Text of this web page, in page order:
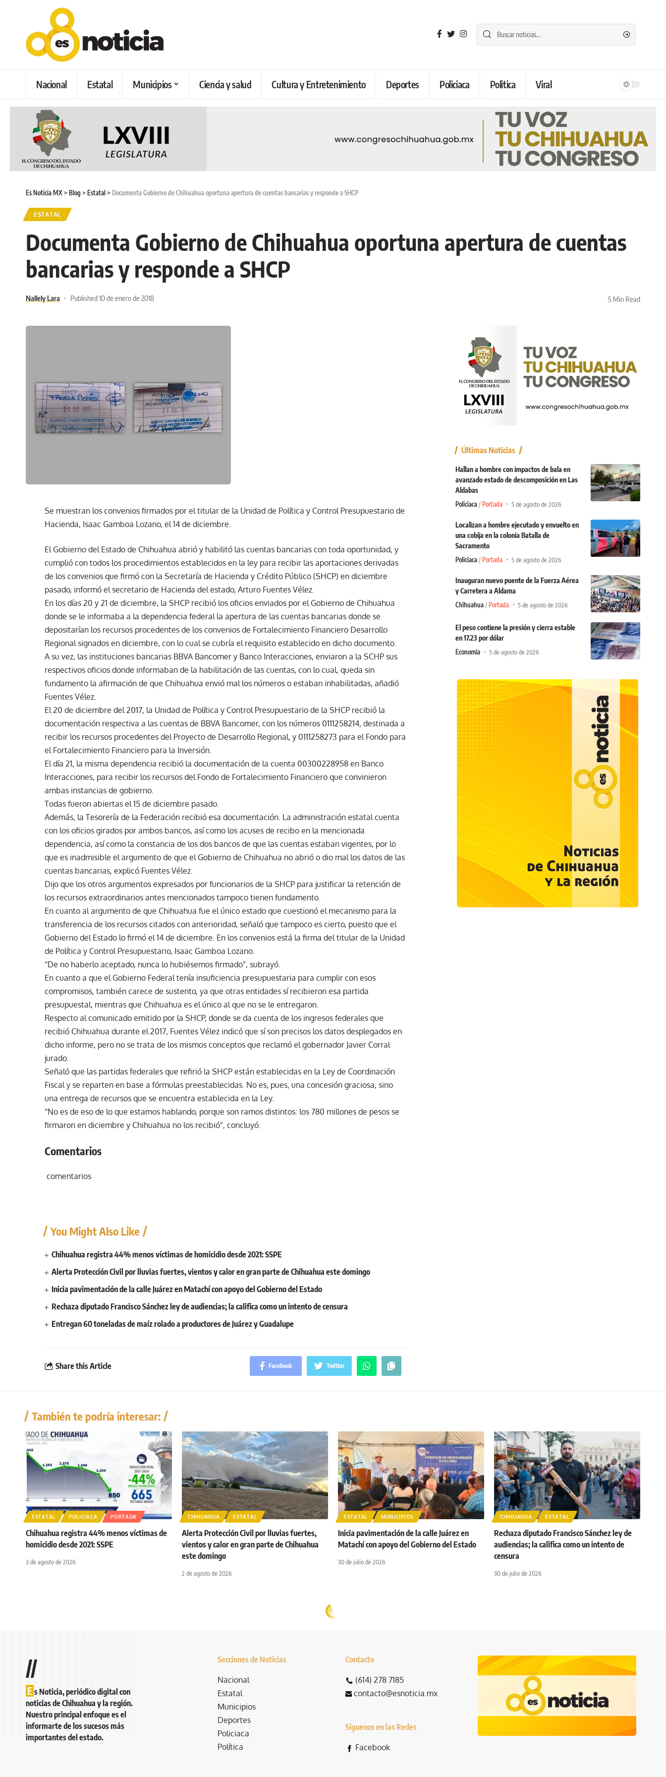
Nacional Estatal Municipios Ciencia y salud Cultura y Entretenimiento Deportes Policiaca Politica Viral
Es Noticia MX> Blog > Estatal > Documenta Gobierno de Chihuahua oportuna apertura de cuentas bancarias y responde a SHCP
ESTATAL
Documenta Gobierno de Chihuahua oportuna apertura de cuentas
bancarias y responde a SHCP
Nallely Lara Published 10 de enero de 2018 5 Min Read
Se muestran los convenios firmados por el titular de la Unidad de Política y Control Presupuestario de
Hacienda, Isaac Gamboa Lozano, el 14 de diciembre.
El Gobierno del Estado de Chihuahua abrió y habilitó las cuentas bancarias con toda oportunidad, y
cumplió con todos los procedimientos establecidos en la ley para recibir las aportaciones derivadas
de los convenios que firmó con la Secretaría de Hacienda y Crédito Público (SHCP) en diciembre
pasado, informó el secretario de Hacienda del estado, Arturo Fuentes Vélez.
En los días 20 y 21 de diciembre, la SHCP recibió los oficios enviados por el Gobierno de Chihuahua
donde se le informaba a la dependencia federal la apertura de las cuentas bancarias donde se
depositarían los recursos procedentes de los convenios de Fortalecimiento Financiero Desarrollo
Regional signados en diciembre, con lo cual se cubría el requisito establecido en dicho documento.
A su vez, las instituciones bancarias BBVA Bancomer y Banco Interacciones, enviaron a la SCHP sus
respectivos oficios donde informaban de la habilitación de las cuentas, con lo cual, queda sin
fundamento la afirmación de que Chihuahua envió mal los números o estaban inhabilitadas, añadió
Fuentes Vélez.
El 20 de diciembre del 2017, la Unidad de Política y Control Presupuestario de la SHCP recibió la
documentación respectiva a las cuentas de BBVA Bancomer, con los números 0111258214, destinada a
recibir los recursos procedentes del Proyecto de Desarrollo Regional, y 0111258273 para el Fondo para
el Fortalecimiento Financiero para la Inversión.
El día 21, la misma dependencia recibió la documentación de la cuenta 00300228958 en Banco
Interacciones, para recibir los recursos del Fondo de Fortalecimiento Financiero que convinieron
ambas instancias de gobierno.
Todas fueron abiertas el 15 de diciembre pasado.
Además, la Tesorería de la Federación recibió esa documentación. La administración estatal cuenta
con los oficios girados por ambos bancos, así como los acuses de recibo en la mencionada
dependencia, así como la constancia de los dos bancos de que las cuentas estaban vigentes, por lo
que es inadmisible el argumento de que el Gobierno de Chihuahua no abrió o dio mal los datos de las
cuentas bancarias, explicó Fuentes Vélez.
Dijo que los otros argumentos expresados por funcionarios de la SHCP para justificar la retención de
los recursos extraordinarios antes mencionados tampoco tienen fundamento.
En cuanto al argumento de que Chihuahua fue el único estado que cuestionó el mecanismo para la
transferencia de los recursos citados con anterioridad, señaló que tampoco es cierto, puesto que el
Gobierno del Estado lo firmó el 14 de diciembre. En los convenios está la firma del titular de la Unidad
de Política y Control Presupuestario, Isaac Gamboa Lozano.
“De no haberlo aceptado, nunca lo hubiésemos firmado”, subrayó.
En cuanto a que el Gobierno Federal tenía insuficiencia presupuestaria para cumplir con esos
compromisos, también carece de sustento, ya que otras entidades sí recibieron esa partida
presupuestal, mientras que Chihuahua es el único al que no se le entregaron.
Respecto al comunicado emitido por la SHCP, donde se da cuenta de los ingresos federales que
recibió Chihuahua durante el 2017, Fuentes Vélez indicó que sí son precisos los datos desplegados en
dicho informe, pero no se trata de los mismos conceptos que reclamó el gobernador Javier Corral
jurado.
Señaló que las partidas federales que refirió la SHCP están establecidas en la Ley de Coordinación
Fiscal y se reparten en base a fórmulas preestablecidas. No es, pues, una concesión graciosa, sino
una entrega de recursos que se encuentra establecida en la Ley.
“No es de eso de lo que estamos hablando, porque son ramos distintos: los 780 millones de pesos se
firmaron en diciembre y Chihuahua no los recibió”, concluyó.
Comentarios
comentarios
You Might Also Like
Chihuahua registra 44% menos víctimas de homicidio desde 2021: SSPE
Alerta Protección Civil por lluvias fuertes, vientos y calor en gran parte de Chihuahua este domingo
Inicia pavimentación de la calle Juárez en Matachí con apoyo del Gobierno del Estado
Rechaza diputado Francisco Sánchez ley de audiencias; la califica como un intento de censura
Entregan 60 toneladas de maíz rolado a productores de Juárez y Guadalupe
Share this Article Facebook Twitter
Últimas Noticias
Hallan a hombre con impactos de bala en
avanzado estado de descomposición en Las
Aldabas
Policiaca Portada 5 de agosto de 2026
Localizan a hombre ejecutado y envuelto en
una cobija en la colonia Batalla de
Sacramento
Policiaca Portada 5 de agosto de 2026
Inauguran nuevo puente de la Fuerza Aérea
y Carretera a Aldama
Chihuahua Portada 5 de agosto de 2026
El peso contiene la presión y cierra estable
en 17.23 por dólar
Economia 5 de agosto de 2026
También te podría interesar:
ESTATAL POLICIACA PORTADA
Chihuahua registra 44% menos víctimas de
homicidio desde 2021: SSPE
3 de agosto de 2026
CHIHUAHUA ESTATAL
Alerta Protección Civil por lluvias fuertes,
vientos y calor en gran parte de Chihuahua
este domingo
2 de agosto de 2026
ESTATAL MUNICIPIOS
Inicia pavimentación de la calle Juárez en
Matachí con apoyo del Gobierno del Estado
30 de julio de 2026
CHIHUAHUA ESTATAL
Rechaza diputado Francisco Sánchez ley de
audiencias; la califica como un intento de
censura
30 de julio de 2026
//
E s Noticia, periódico digital con
noticias de Chihuahua y la región.
Nuestro principal enfoque es el
informarte de los sucesos más
importantes del estado.
Secciones de Noticias
Nacional
Estatal
Municipios
Deportes
Policiaca
Política
Contacto
(614) 278 7185
contacto@esnoticia.mx
Síguenos en las Redes
Facebook